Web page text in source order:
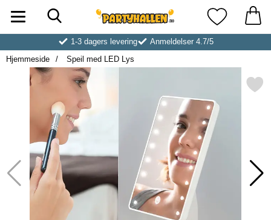
Startsiden for Partyhallen ABMine
1-3 dagers levering
Anmeldelser 4.7/5
Hjemmeside
Speil med LED Lys
Merk speil med LED